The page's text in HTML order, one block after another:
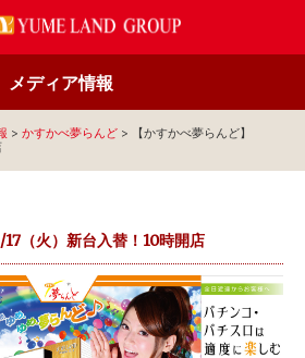
メディア情報
> かすかべ夢らんど >
【かすかべ夢らんど】
17（火）新台入替！10時開店